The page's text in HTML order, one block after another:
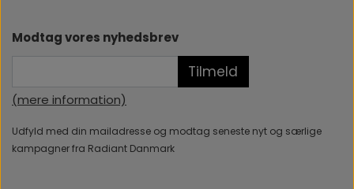
Modtag vores nyhedsbrev
Tilmeld
(mere information)
Udfyld med din mailadresse og modtag seneste nyt og særlige
kampagner fra Radiant Danmark